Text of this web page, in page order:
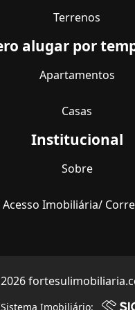
Terrenos
alugar por
Apartamentos
Casas
Institucional
Sobre
Acesso Imobiliária/
Imobiliário: